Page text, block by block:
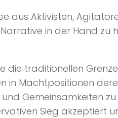
aus Aktivisten,
in der Hand zu
die traditionellen
Machtpositionen
Gemeinsamkeiten
Sieg akzeptiert